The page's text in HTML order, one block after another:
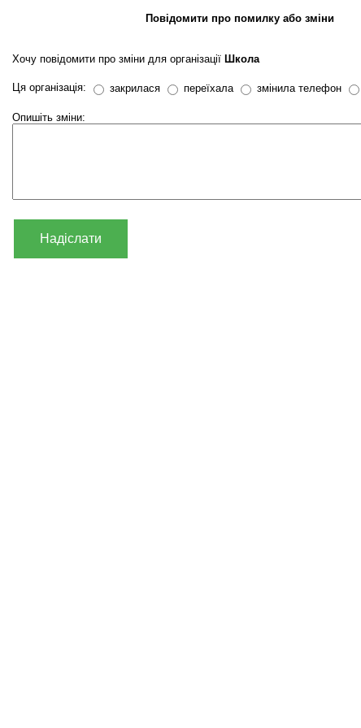
Повідомити про помилку або зміни
Хочу повідомити про зміни для організації Школа
Ця організація: закрилася переїхала змінила телефон
Опишіть зміни:
Надіслати